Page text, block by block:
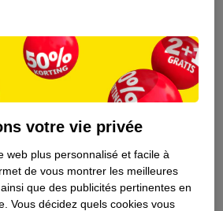
votre vie privée
web plus personnalisé et facile à
de vous montrer les meilleures
que des publicités pertinentes en
Vous décidez quels cookies vous